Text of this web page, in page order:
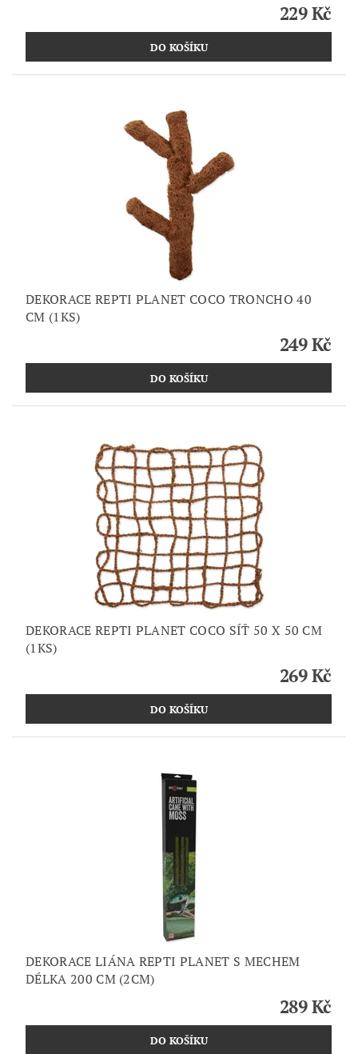
229 Kč
DEKORACE REPTI PLANET COCO TRONCHO 40
CM (1KS)
249 Kč
DEKORACE REPTI PLANET COCO SÍŤ 50 X 50 CM
(1KS)
269 Kč
DEKORACE LIÁNA REPTI PLANET S MECHEM
DÉLKA 200 CM (2CM)
289 Kč